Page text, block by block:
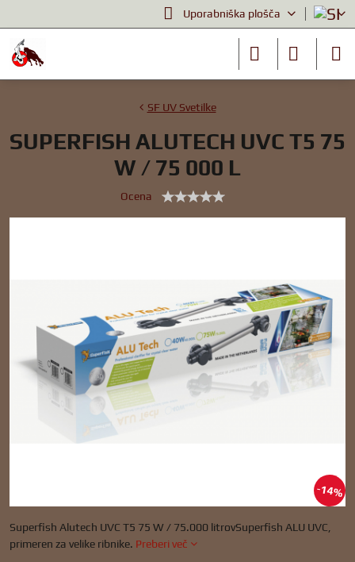
Uporabniška plošča
14%
SF UV Svetilke
SUPERFISH ALUTECH UVC T5 75
W / 75 000 L
Ocena
Superfish Alutech UVC T5 75 W / 75.000 litrovSuperfish ALU UVC,
primeren za velike ribnike. Preberi več